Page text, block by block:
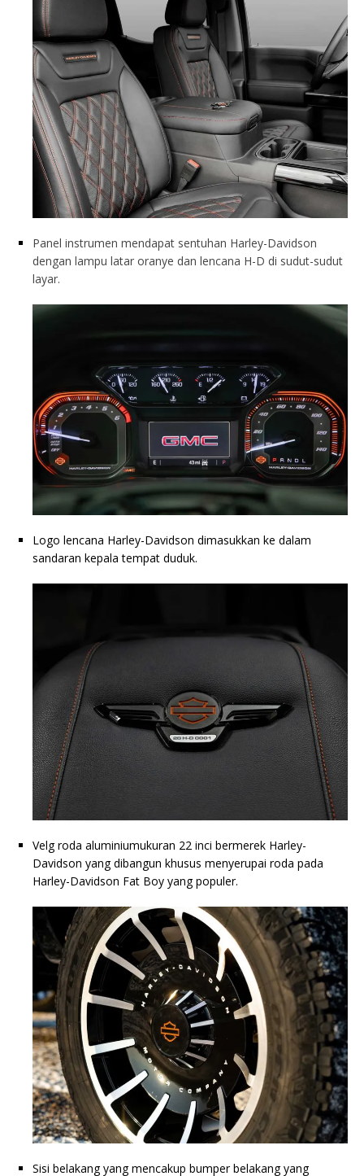
Panel instrumen mendapat sentuhan Harley-Davidson
dengan lampu latar oranye dan lencana H-D di sudut-sudut
layar.
Logo lencana Harley-Davidson dimasukkan ke dalam
sandaran kepala tempat duduk.
Velg roda aluminiumukuran 22 inci bermerek Harley-
Davidson yang dibangun khusus menyerupai roda pada
Harley-Davidson Fat Boy yang populer.
Sisi belakang yang mencakup bumper belakang yang